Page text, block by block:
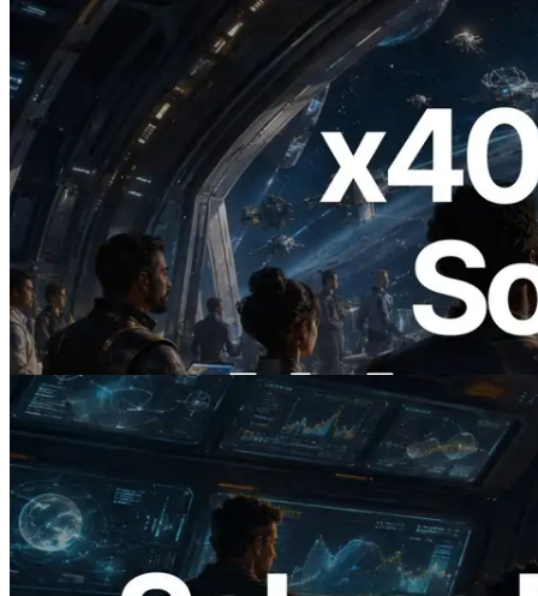
2026.07.04
ERPC startet x402-fähige Solana RPC —
Der Beginn einer Ära, in der KI-Agenten
APIs bei Bedarf bezahlen
Lesen Sie diesen Artikel